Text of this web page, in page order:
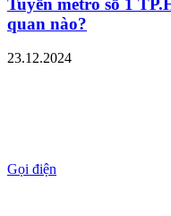
quan nào?
23.12.2024
Gọi điện